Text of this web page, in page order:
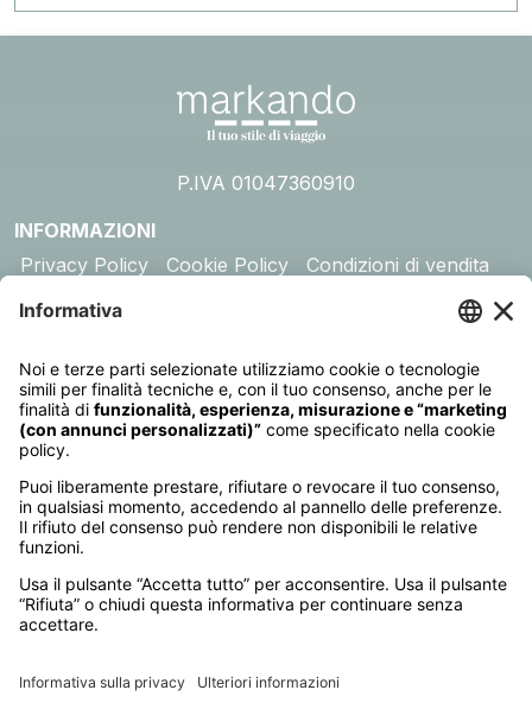
P.IVA 01047360910
INFORMAZIONI
Privacy Policy
Cookie Policy Condizioni di vendita
Assicurazione
DESTINAZIONI
Australia
Cambogia Canada Egitto Emirati Arabi
Madagascar Maldive Malesia e Singapore
Mauritius Messico Namibia Oman
Polinesia Francese
Sudafrica Tanzania Thailandia Vietnam